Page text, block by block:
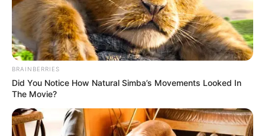
Eier und Milch nach und nach unter
Rühren hinzufügen, bis ein glatter,
flüssiger Teig entsteht.
Den Teig 30 Minuten ruhen lassen.
Eine beschichtete Pfanne leicht einfetten
und dünn mit Teig ausgießen.
BRAINBERRIES
Did You Notice How Natural Simba’s Movements Looked In
The Movie?